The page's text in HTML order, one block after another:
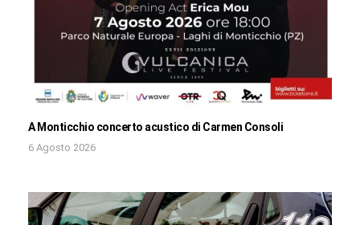
A Monticchio concerto acustico di Carmen Consoli
6 Agosto 2026